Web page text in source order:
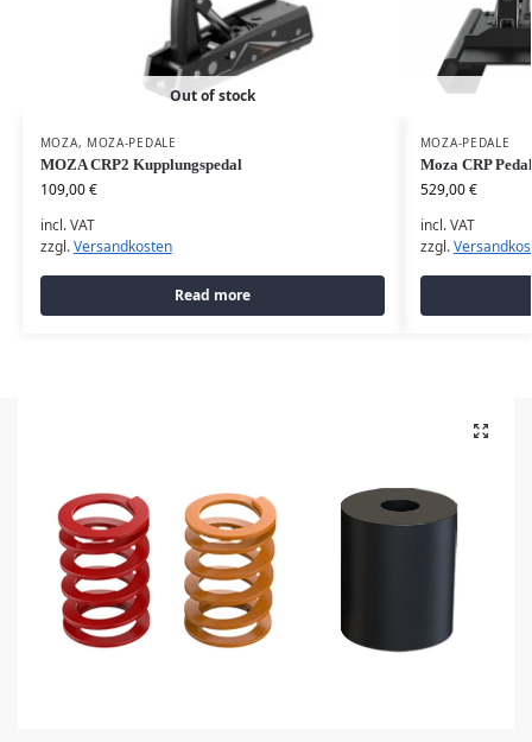
Out of stock
MOZA, MOZA-PEDALE
MOZA CRP2 Kupplungspedal
109,00€
incl. VAT
zzgl.Versandkosten
Read more
MOZA-PEDALE
Moza CRP
529,00€
incl. VAT
zzgl.